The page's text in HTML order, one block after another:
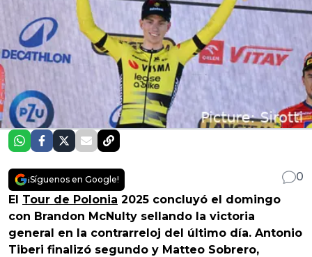
¡Síguenos en Google!
0
El Tour de Polonia 2025 concluyó el domingo
con Brandon McNulty sellando la victoria
general en la contrarreloj del último día. Antonio
Tiberi finalizó segundo y Matteo Sobrero,